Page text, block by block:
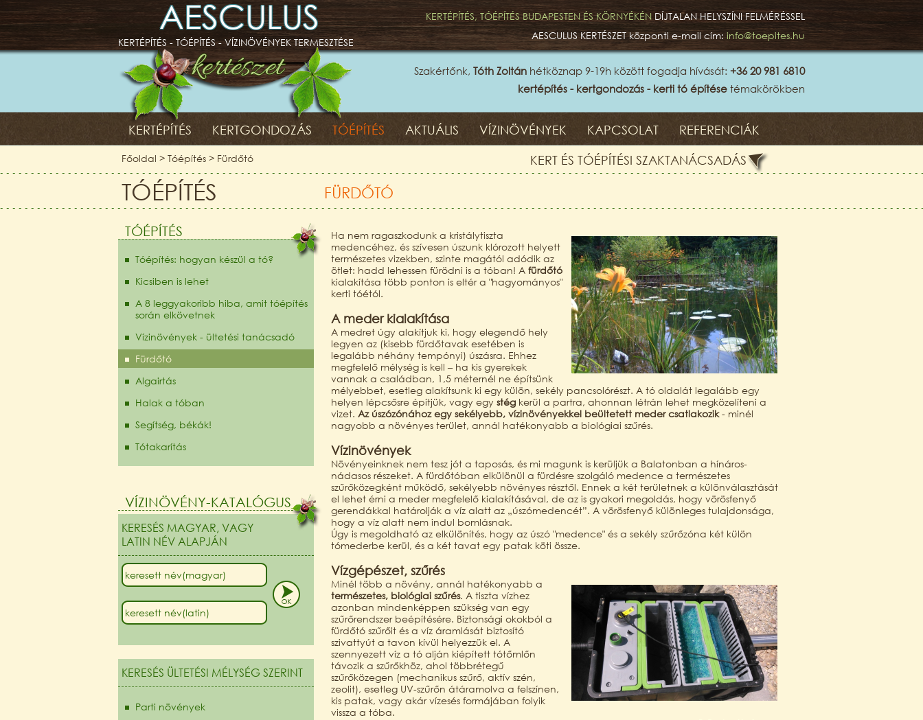
AESCULUS
KERTÉPÍTÉS - TÓÉPÍTÉS - VÍZINÖVÉNYEK TERMESZTÉSE
KERTÉPÍTÉS, TÓÉPÍTÉS BUDAPESTEN ÉS KÖRNYÉKÉNDÍJTALAN HELYSZÍNI FELMÉRÉSSEL
AESCULUS KERTÉSZETközponti e-mail cím: info@toepites.hu
Szakértőnk, Tóth Zoltán hétköznap 9-19h között fogadja hívását: +36 20 981 6810
kertépítés - kertgondozás - kerti tó építése témakörökben
KERTÉPÍTÉS KERTGONDOZÁS TÓÉPÍTÉS AKTUÁLIS VÍZINÖVÉNYEK KAPCSOLAT REFERENCIÁK
Főoldal > Tóépítés > Fürdőtó KERT ÉS TÓÉPÍTÉSI SZAKTANÁCSADÁS
TÓÉPÍTÉS FÜRDŐTÓ
TÓÉPÍTÉS
Tóépítés: hogyan készül a tó?
Kicsiben is lehet
A 8 leggyakoribb hiba, amit tóépítés
során elkövetnek
Vízinövények - ültetési tanácsadó
Fürdőtó
Algairtás
Halak a tóban
Segítség, békák!
Tótakarítás
VÍZINÖVÉNY-KATALÓGUS
KERESÉS MAGYAR, VAGY
LATIN NÉV ALAPJÁN
KERESÉS ÜLTETÉSI MÉLYSÉG SZERINT
Parti növények
Ha nem ragaszkodunk a kristálytiszta
medencéhez, és szívesen úszunk klórozott helyett
természetes vizekben, szinte magától adódik az
ötlet: hadd lehessen fürödni is a tóban! A fürdőtó
kialakítása több ponton is eltér a "hagyományos"
kerti tóétól.
A meder kialakítása
A medret úgy alakítjuk ki, hogy elegendő hely
legyen az (kisebb fürdőtavak esetében is
legalább néhány tempónyi) úszásra. Ehhez
megfelelő mélység is kell – ha kis gyerekek
vannak a családban, 1,5 méternél ne építsünk
mélyebbet, esetleg alakítsunk ki egy külön, sekély pancsolórészt. A tó oldalát legalább egy
helyen lépcsősre építjük, vagy egy stég kerül a partra, ahonnan létrán lehet megközelíteni a
vizet. Az úszózónához egy sekélyebb, vízinövényekkel beültetett meder csatlakozik- minél
nagyobb a növényes terület, annál hatékonyabb a biológiai szűrés.
Vízinövények
Növényeinknek nem tesz jót a taposás, és mi magunk is kerüljük a Balatonban a hínáros-
nádasos részeket. A fürdőtóban elkülönül a fürdésre szolgáló medence a természetes
szűrőközegként működő, sekélyebb növényes résztől. Ennek a két területnek a különválasztását
el lehet érni a meder megfelelő kialakításával, de az is gyakori megoldás, hogy vörösfenyő
gerendákkal határolják a víz alatt az „úszómedencét”. A vörösfenyő különleges tulajdonsága,
hogy a víz alatt nem indul bomlásnak.
Úgy is megoldható az elkülönítés, hogy az úszó "medence" és a sekély szűrőzóna két külön
tómederbe kerül, és a két tavat egy patak köti össze.
Vízgépészet, szűrés
Minél több a növény, annál hatékonyabb a
természetes, biológiai szűrés. A tiszta vízhez
azonban mindenképpen szükség van egy
szűrőrendszer beépítésére. Biztonsági okokból a
fürdőtó szűrőit és a víz áramlását biztosító
szivattyút a tavon kívül helyezzük el. A
szennyezett víz a tó alján kiépített tótőmlőn
távozik a szűrőkhöz, ahol többrétegű
szűrőközegen (mechanikus szűrő, aktív szén,
zeolit), esetleg UV-szűrőn átáramolva a felszínen,
kis patak, vagy akár vízesés formájában folyik
vissza a tóba.